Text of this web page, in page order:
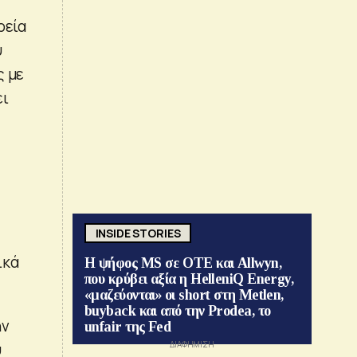
με
INSIDE STORIES
Η ψήφος MS σε ΟΤΕ και Allwyn,
που κρύβει αξία η HelleniQ Energy,
«μαζεύονται» οι short στη Metlen,
buyback και από την Prodea, το
unfair της Fed